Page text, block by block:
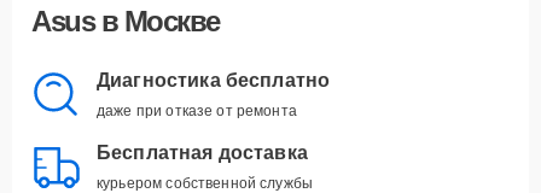
Asus в Москве
Диагностика бесплатно
даже при отказе от ремонта
Бесплатная доставка
курьером собственной службы